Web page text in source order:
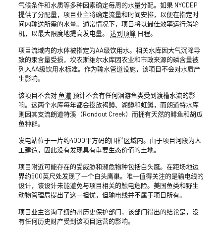
气候条件和水质等多种因素确定每周的水量分配。如果 NYCDEP
提供了分配量，项目业主将确定流量和时间安排，以便在指定时
间内输送所需的水量。通常情况下，项目将以最佳效率运行涡轮
机，以最大限度地提高发电量。 达到顶峰日程。
项目流域内的水体被指定为AA级饮用水。相关水库因大气沉降导
致的汞含量受损，坎农斯维尔水库因农业和市政来源的磷含量被
列入AA级饮用水标准。作为输水管道设施，该项目不会对水质产
生影响。
该项目不会对鱼道预计不会有任何洄游鱼类受到渡槽水流的影
响。这两个水库每年都会投放褐鳟、湖鳟和虹鳟，而朗道特水库
则因其支流朗道特溪（Rondout Creek）而拥有天然的鲱鱼和胡瓜
鱼种群。
发电站位于一片约4000平方码的围栏区域内。由于项目河段为人
工建造，因此没有发现具有重要生态价值的土地。
项目附近可能存在的受威胁和濒危物种包括白头鹰。在距场地边
界约500英尺处发现了一个白头鹰巢。唯一值得关注的是输电线的
设计，该设计未能避免与项目相关的触电危险。美国鱼类和野生
动物管理局提出了这一担忧，但输电线并不属于项目所有。
项目业主咨询了纽约州历史保护部门，该部门得出的结论是，没
有任何历史财产受到该项目运营的影响。